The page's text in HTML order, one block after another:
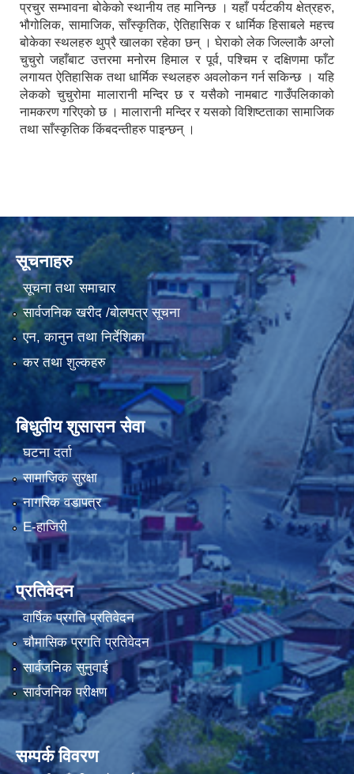
प्रचुर सम्भावना बोकेको स्थानीय तह मानिन्छ । यहाँ पर्यटकीय क्षेत्रहरु,
भौगोलिक, सामाजिक, साँस्कृतिक, ऐतिहासिक र धार्मिक हिसाबले महत्त्व
बोकेका स्थलहरु थुप्रै खालका रहेका छन् । घेराको लेक जिल्लाकै अग्लो
चुचुरो जहाँबाट उत्तरमा मनोरम हिमाल र पूर्व, पश्चिम र दक्षिणमा फाँट
लगायत ऐतिहासिक तथा धार्मिक स्थलहरु अवलोकन गर्न सकिन्छ । यहि
लेकको चुचुरोमा मालारानी मन्दिर छ र यसैको नामबाट गाउँपलिकाको
नामकरण गरिएको छ । मालारानी मन्दिर र यसको विशिष्टताका सामाजिक
तथा साँस्कृतिक किंबदन्तीहरु पाइन्छन् ।
सूचनाहरु
सूचना तथा समाचार
सार्वजनिक खरीद /बोलपत्र सूचना
एन, कानुन तथा निर्देशिका
कर तथा शुल्कहरु
बिधुतीय शुसासन सेवा
घटना दर्ता
सामाजिक सुरक्षा
नागरिक वडापत्र
E-हाजिरी
प्रतिवेदन
वार्षिक प्रगति प्रतिवेदन
चौमासिक प्रगति प्रतिवेदन
सार्वजनिक सुनुवाई
सार्वजनिक परीक्षण
सम्पर्क विवरण